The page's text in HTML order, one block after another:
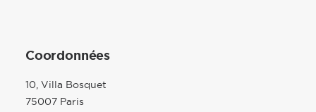
Coordonnées
10, Villa Bosquet
75007 Paris